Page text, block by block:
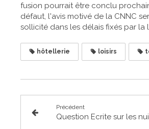
fusion pourrait être conclu
défaut, l'avis motivé de la CNNC
sollicité dans les délais fixés par la
hôtellerie loisirs
Précédent